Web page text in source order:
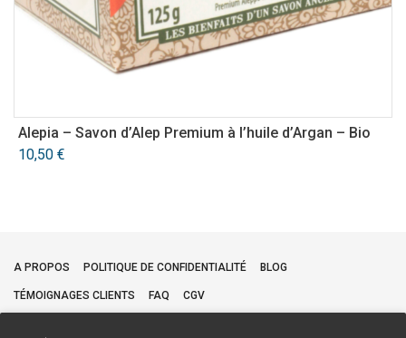
Alepia – Savon d’Alep Premium à l’huile d’Argan – Bio
10,50 €
A PROPOS POLITIQUE DE CONFIDENTIALITÉ BLOG
TÉMOIGNAGES CLIENTS FAQ CGV